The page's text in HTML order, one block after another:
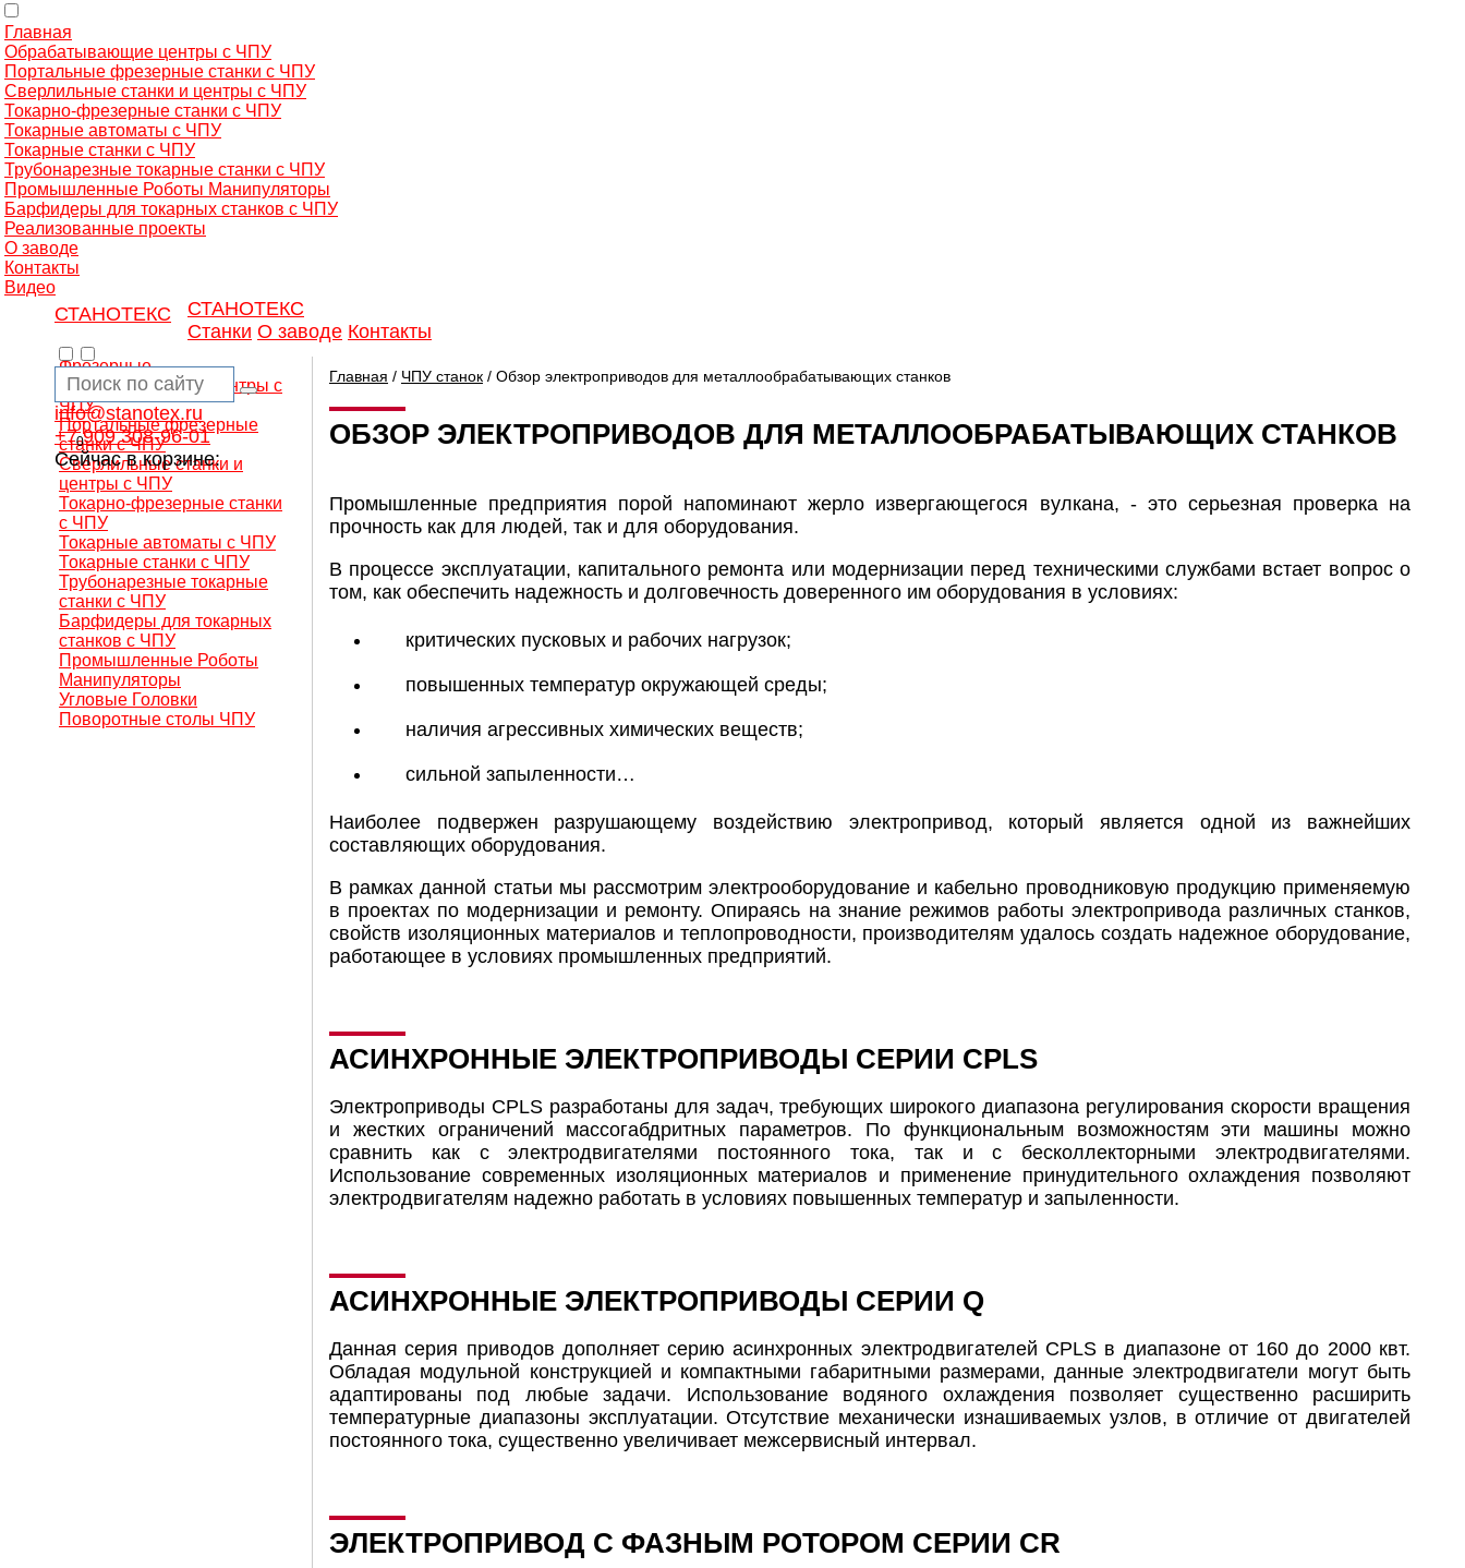
Главная
Обрабатывающие центры с ЧПУ
Портальные фрезерные станки с ЧПУ
Сверлильные станки и центры с ЧПУ
Токарно-фрезерные станки с ЧПУ
Токарные автоматы с ЧПУ
Токарные станки с ЧПУ
Трубонарезные токарные станки с ЧПУ
Промышленные Роботы Манипуляторы
Барфидеры для токарных станков с ЧПУ
Реализованные проекты
О заводе
Контакты
Видео
СТАНОТЕКС
СТАНОТЕКС
Станки О заводе Контакты
info@stanotex.ru
+7 909 308-96-01
Сейчас в корзине:
0
Фрезерные
обрабатывающие центры с
ЧПУ
Портальные фрезерные
станки с ЧПУ
Сверлильные станки и
центры с ЧПУ
Токарно-фрезерные станки
с ЧПУ
Токарные автоматы с ЧПУ
Токарные станки с ЧПУ
Трубонарезные токарные
станки с ЧПУ
Барфидеры для токарных
станков с ЧПУ
Промышленные Роботы
Манипуляторы
Угловые Головки
Поворотные столы ЧПУ
Главная / ЧПУ станок / Обзор электроприводов для металлообрабатывающих станков
ОБЗОР ЭЛЕКТРОПРИВОДОВ ДЛЯ МЕТАЛЛООБРАБАТЫВАЮЩИХ СТАНКОВ
Промышленные предприятия порой напоминают жерло извергающегося вулкана, - это серьезная проверка на
прочность как для людей, так и для оборудования.
В процессе эксплуатации, капитального ремонта или модернизации перед техническими службами встает вопрос о
том, как обеспечить надежность и долговечность доверенного им оборудования в условиях:
критических пусковых и рабочих нагрузок;
повышенных температур окружающей среды;
наличия агрессивных химических веществ;
сильной запыленности…
Наиболее подвержен разрушающему воздействию электропривод, который является одной из важнейших
составляющих оборудования.
В рамках данной статьи мы рассмотрим электрооборудование и кабельно проводниковую продукцию применяемую
в проектах по модернизации и ремонту. Опираясь на знание режимов работы электропривода различных станков,
свойств изоляционных материалов и теплопроводности, производителям удалось создать надежное оборудование,
работающее в условиях промышленных предприятий.
АСИНХРОННЫЕ ЭЛЕКТРОПРИВОДЫ СЕРИИ CPLS
Электроприводы CPLS разработаны для задач, требующих широкого диапазона регулирования скорости вращения
и жестких ограничений массогабдритных параметров. По функциональным возможностям эти машины можно
сравнить как с электродвигателями постоянного тока, так и с бесколлекторными электродвигателями.
Использование современных изоляционных материалов и применение принудительного охлаждения позволяют
электродвигателям надежно работать в условиях повышенных температур и запыленности.
АСИНХРОННЫЕ ЭЛЕКТРОПРИВОДЫ СЕРИИ Q
Данная серия приводов дополняет серию асинхронных электродвигателей CPLS в диапазоне от 160 до 2000 квт.
Обладая модульной конструкцией и компактными габаритными размерами, данные электродвигатели могут быть
адаптированы под любые задачи. Использование водяного охлаждения позволяет существенно расширить
температурные диапазоны эксплуатации. Отсутствие механически изнашиваемых узлов, в отличие от двигателей
постоянного тока, существенно увеличивает межсервисный интервал.
ЭЛЕКТРОПРИВОД С ФАЗНЫМ РОТОРОМ СЕРИИ CR